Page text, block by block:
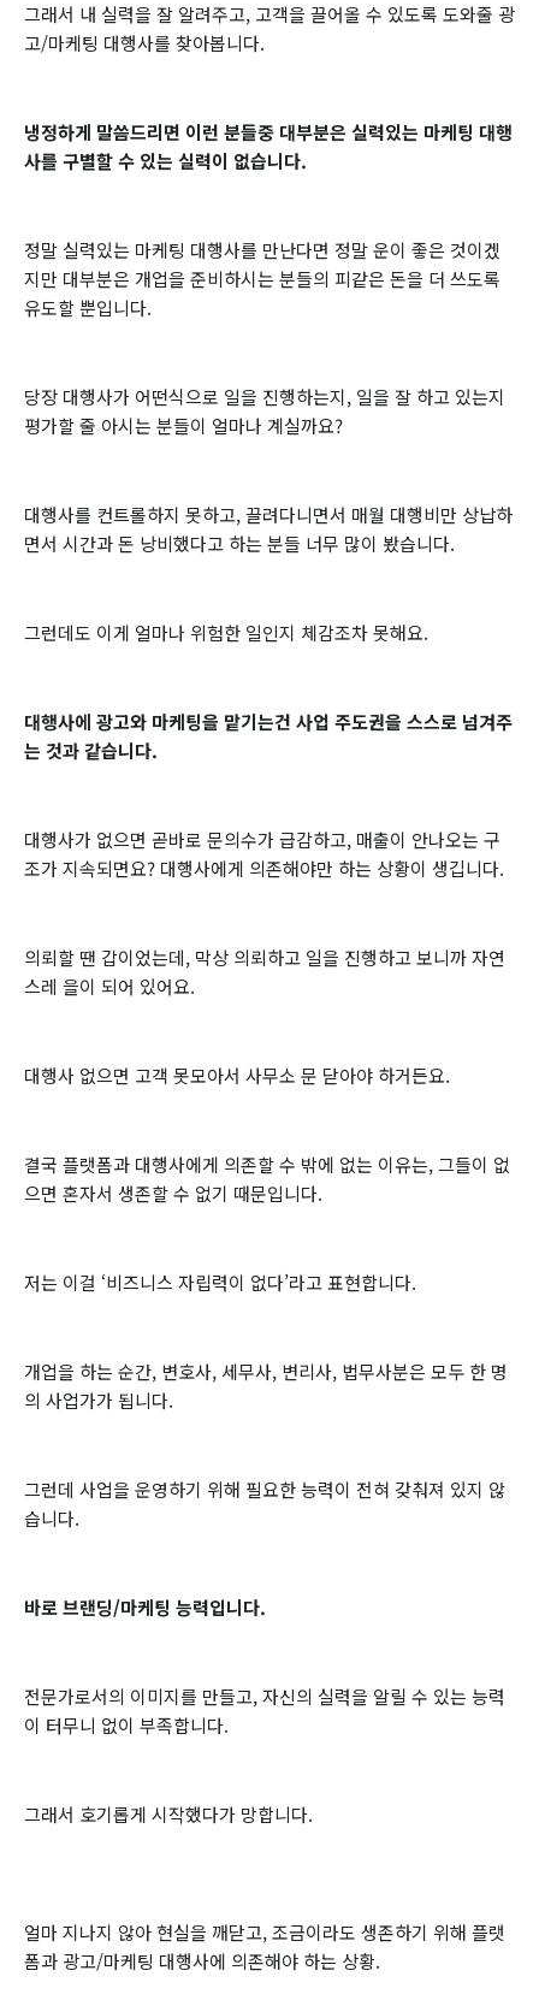
그래서 내 실력을 잘 알려주고, 고객을 끌어올 수 있도록 도와줄 광
고/마케팅 대행사를 찾아봅니다.
냉정하게 말씀드리면 이런 분들중 대부분은 실력있는 마케팅 대행
사를 구별할 수 있는 실력이 없습니다.
​정말 실력있는 마케팅 대행사를 만난다면 정말 운이 좋은 것이겠
지만 대부분은 개업을 준비하시는 분들의 피같은 돈을 더 쓰도록
유도할 뿐입니다.
당장 대행사가 어떤식으로 일을 진행하는지, 일을 잘 하고 있는지
평가할 줄 아시는 분들이 얼마나 계실까요?
대행사를 컨트롤하지 못하고, 끌려다니면서 매월 대행비만 상납하
면서 시간과 돈 낭비했다고 하는 분들 너무 많이 봤습니다.
그런데도 이게 얼마나 위험한 일인지 체감조차 못해요.
대행사에 광고와 마케팅을 맡기는건 사업 주도권을 스스로 넘겨주
는 것과 같습니다.
대행사가 없으면 곧바로 문의수가 급감하고, 매출이 안나오는 구
조가 지속되면요? 대행사에게 의존해야만 하는 상황이 생깁니다.
의뢰할 땐 갑이었는데, 막상 의뢰하고 일을 진행하고 보니까 자연
스레 을이 되어 있어요.
대행사 없으면 고객 못모아서 사무소 문 닫아야 하거든요.
결국 플랫폼과 대행사에게 의존할 수 밖에 없는 이유는, 그들이 없
으면 혼자서 생존할 수 없기 때문입니다.
저는 이걸 ‘비즈니스 자립력이 없다’라고 표현합니다.
개업을 하는 순간, 변호사, 세무사, 변리사, 법무사분은 모두 한 명
의 사업가가 됩니다.
그런데 사업을 운영하기 위해 필요한 능력이 전혀 갖춰져 있지 않
습니다.
바로 브랜딩/마케팅 능력입니다.
전문가로서의 이미지를 만들고, 자신의 실력을 알릴 수 있는 능력
이 터무니 없이 부족합니다.
그래서 호기롭게 시작했다가 망합니다.
얼마 지나지 않아 현실을 깨닫고, 조금이라도 생존하기 위해 플랫
폼과 광고/마케팅 대행사에 의존해야 하는 상황.